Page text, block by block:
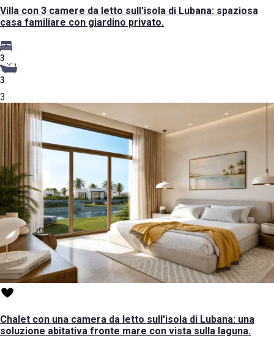
Villa con 3 camere da letto sull'isola di Lubana: spaziosa
casa familiare con giardino privato.
3
3
3
Chalet con una camera da letto sull'isola di Lubana: una
soluzione abitativa fronte mare con vista sulla laguna.